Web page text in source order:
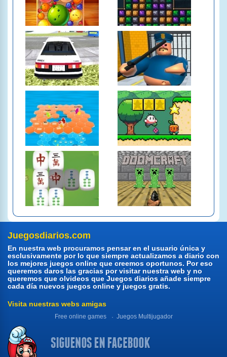
Juegosdiarios.com
En nuestra web procuramos pensar en el usuario única y
esclusivamente por lo que siempre actualizamos a diario con
los mejores juegos online que creemos oportunos. Por eso
queremos daros las gracias por visitar nuestra web y no
queremos que olvideos que Juegos diarios añade siempre
cada día nuevos juegos online y juegos gratis.
Visita nuestras webs amigas
Free online games Juegos Multijugador